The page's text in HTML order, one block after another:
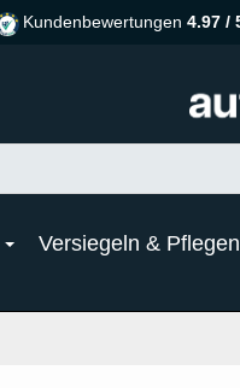
Kundenbewertungen 4.97 /
Versiegeln & Pflegen